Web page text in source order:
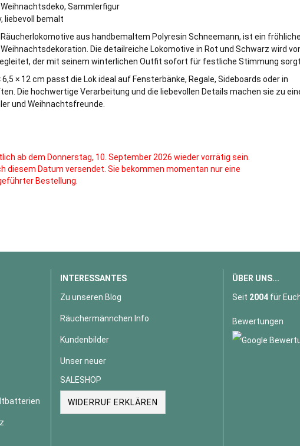
Sammlerfigur
liebevoll bemalt
aus handbemaltem Polyresin Schneemann, ist ein
Die detailreiche Lokomotive in Rot und Schwarz wird
der mit seinem winterlichen Outfit sofort für festliche Stimmung sorgt.
× 12 cm passt die Lok ideal auf Fensterbänke, Regale, Sideboards oder in
Die hochwertige Verarbeitung und die liebevollen Details machen sie zu
und Weihnachtsfreunde.
ab dem Donnerstag, 10. September 2026 wieder vorrätig sein.
diesem Datum versendet. Sie bekommen momentan nur eine
Bestellung.
INTERESSANTES
Zu unseren Blog
Räuchermännchen Info
Kundenbilder
Unser neuer
SALESHOP
WIDERRUF ERKLÄREN
ÜBER UNS...
Seit 2004 für
Bewertungen